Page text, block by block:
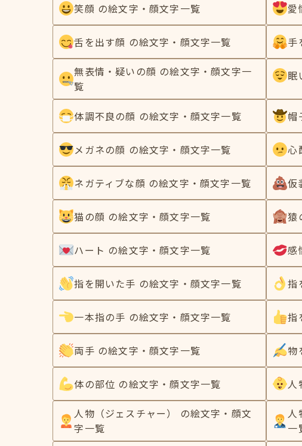
笑顔 の絵文字・顔文字一覧 愛
舌を出す顔 の絵文字・顔文字一覧 手
無表情・疑いの顔 の絵文字・顔文字一
覧
眠
体調不良の顔 の絵文字・顔文字一覧 帽
メガネの顔 の絵文字・顔文字一覧 心
ネガティブな顔 の絵文字・顔文字一覧 仮
猫の顔 の絵文字・顔文字一覧 猿
ハート の絵文字・顔文字一覧 感
指を開いた手 の絵文字・顔文字一覧 指
一本指の手 の絵文字・顔文字一覧 指
両手 の絵文字・顔文字一覧 物
体の部位 の絵文字・顔文字一覧 人
人物（ジェスチャー） の絵文字・顔文
字一覧
人
一